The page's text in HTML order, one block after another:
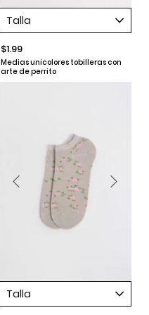
Talla
$1.99
Medias unicolores tobilleras con
arte de perrito
Talla